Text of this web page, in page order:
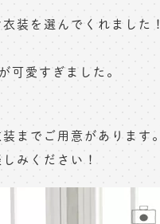
装を選んでくれました！
可愛すぎました。
までご用意があります。
みください！